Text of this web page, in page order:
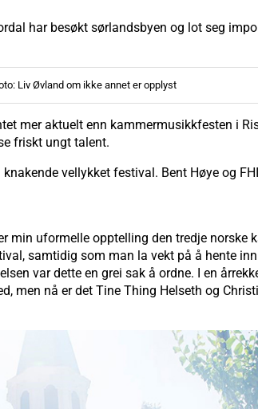
har besøkt sørlandsbyen og lot seg
Liv Øvland om ikke annet er opplyst
mer aktuelt enn kammermusikkfesten i
friskt ungt talent.
vellykket festival. Bent Høye og
min uformelle opptelling den tredje
samtidig som man la vekt på å hente
var dette en grei sak å ordne. I en
men nå er det Tine Thing Helseth og